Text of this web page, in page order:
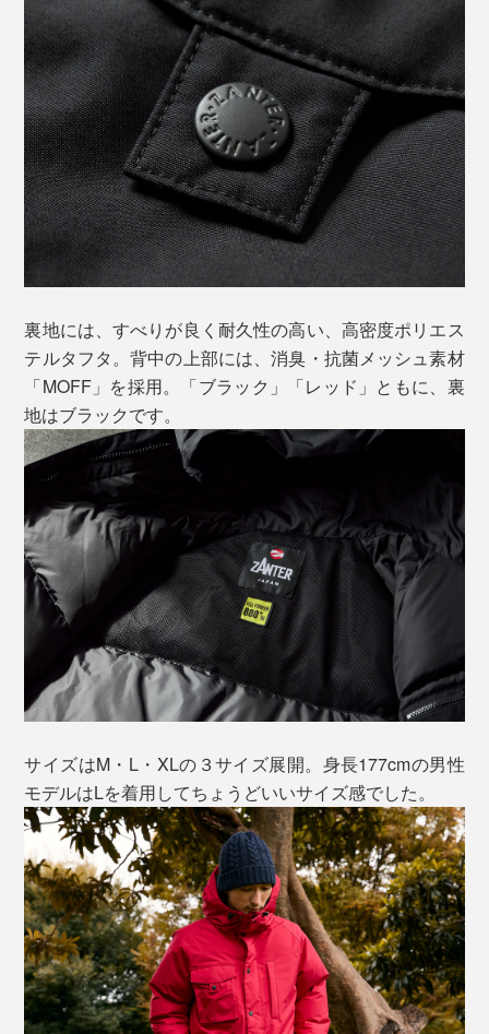
裏地には、すべりが良く耐久性の高い、高密度ポリエス
テルタフタ。背中の上部には、消臭・抗菌メッシュ素材
「MOFF」を採用。「ブラック」「レッド」ともに、裏
地はブラックです。
サイズはM・L・XLの３サイズ展開。身長177cmの男性
モデルはLを着用してちょうどいいサイズ感でした。